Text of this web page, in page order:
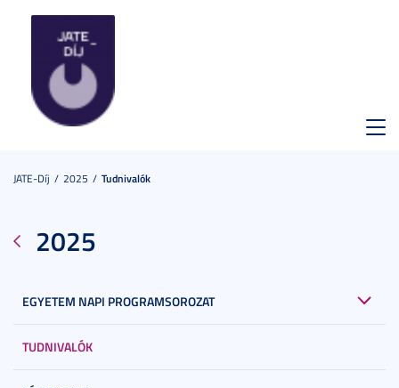
JATE-Díj 2025 Tudnivalók
2025
EGYETEM NAPI PROGRAMSOROZAT
TUDNIVALÓK